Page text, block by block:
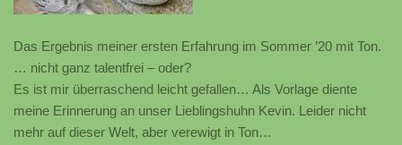
Das Ergebnis meiner ersten Erfahrung im Sommer ’20 mit Ton.
… nicht ganz talentfrei – oder?
Es ist mir überraschend leicht gefallen… Als Vorlage diente
meine Erinnerung an unser Lieblingshuhn Kevin. Leider nicht
mehr auf dieser Welt, aber verewigt in Ton…